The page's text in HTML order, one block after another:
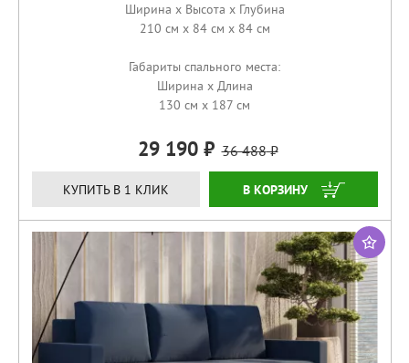
Ширина x Высота x Глубина
210 см x 84 см x 84 см
Габариты спального места:
Ширина x Длина
130 см x 187 см
29 190 36 488
КУПИТЬ В 1 КЛИК КУПИТЬ